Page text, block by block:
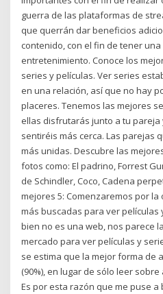
guerra de las plataformas de
que querrán dar beneficios
contenido, con el fin de tener
entretenimiento. Conoce los
series y películas. Ver series
en una relación, así que no hay
placeres. Tenemos las mejores
ellas disfrutarás junto a tu pareja
sentiréis más cerca. Las parejas
más unidas. Descubre las
fotos como: El padrino, Forrest
de Schindler, Coco, Cadena
mejores 5: Comenzaremos por
más buscadas para ver películas
bien no es una web, nos parece
mercado para ver películas y
se estima que la mejor forma de
(90%), en lugar de sólo leer
Es por esta razón que me puse